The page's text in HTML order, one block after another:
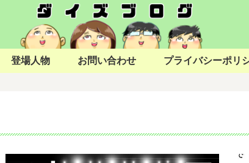
登場人物 お問い合わせ プライバシーポリ